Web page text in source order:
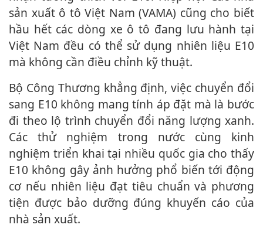
sản xuất ô tô Việt Nam (VAMA) cũng cho biết
hầu hết các dòng xe ô tô đang lưu hành tại
Việt Nam đều có thể sử dụng nhiên liệu E10
mà không cần điều chỉnh kỹ thuật.
Bộ Công Thương khẳng định, việc chuyển đổi
sang E10 không mang tính áp đặt mà là bước
đi theo lộ trình chuyển đổi năng lượng xanh.
Các thử nghiệm trong nước cùng kinh
nghiệm triển khai tại nhiều quốc gia cho thấy
E10 không gây ảnh hưởng phổ biến tới động
cơ nếu nhiên liệu đạt tiêu chuẩn và phương
tiện được bảo dưỡng đúng khuyến cáo của
nhà sản xuất.